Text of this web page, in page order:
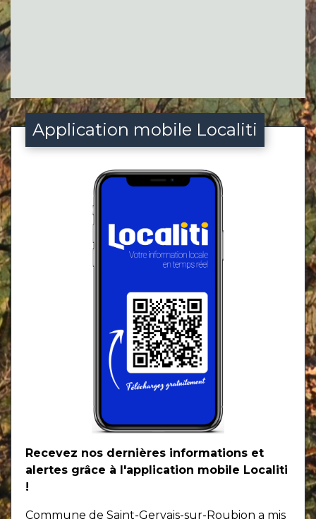
Application mobile Localiti
Recevez nos dernières informations et
alertes grâce à l'application mobile Localiti
!
Commune de Saint-Gervais-sur-Roubion a mis